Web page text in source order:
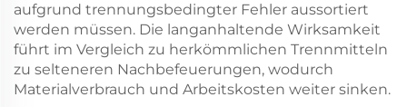
aufgrund trennungsbedingter Fehler aussortiert
werden müssen. Die langanhaltende Wirksamkeit
führt im Vergleich zu herkömmlichen Trennmitteln
zu selteneren Nachbefeuerungen, wodurch
Materialverbrauch und Arbeitskosten weiter sinken.